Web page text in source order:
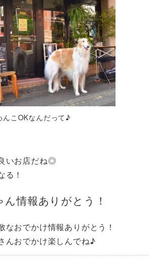
んこOKなんだって♪
いお店だね◎
る！
ん情報ありがとう！
なおでかけ情報ありがとう！
んおでかけ楽しんでね♪